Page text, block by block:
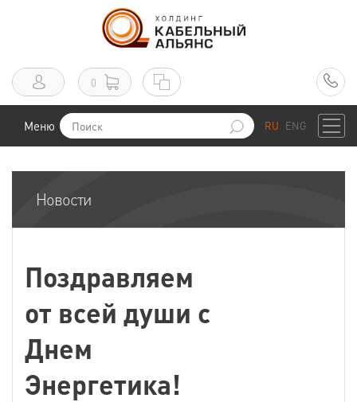
0
Меню RU ENG
Новости
Поздравляем
от всей души с
Днем
Энергетика!